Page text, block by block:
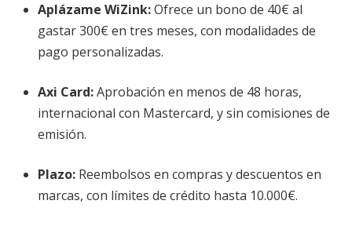
Aplázame WiZink:Ofrece un bono de 40€ al
gastar 300€ en tres meses, con modalidades de
pago personalizadas.
Axi Card:Aprobación en menos de 48 horas,
internacional con Mastercard, y sin comisiones de
emisión.
Plazo: Reembolsos en compras y descuentos en
marcas, con límites de crédito hasta 10.000€.